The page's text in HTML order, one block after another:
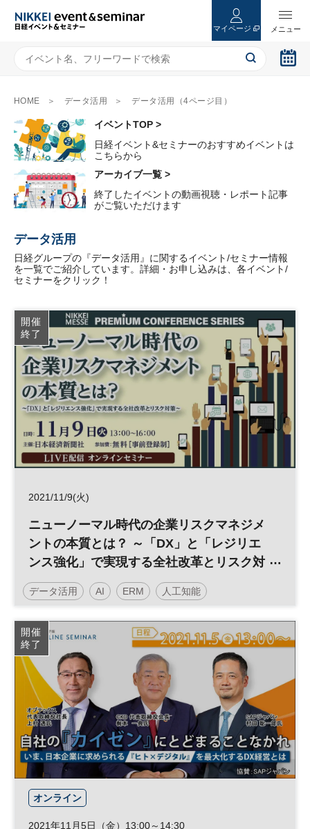
マイページ
HOME データ活用 データ活用（4ページ目）
イベントTOP >
日経イベント&セミナーのおすすめイベントは
こちらから
アーカイブ一覧 >
終了したイベントの動画視聴・レポート記事
がご覧いただけます
データ活用
日経グループの『データ活用』に関するイベント/セミナー情報
を一覧でご紹介しています。詳細・お申し込みは、各イベント/
セミナーをクリック！
開催
終了
2021/11/9(火)
ニューノーマル時代の企業リスクマネジメ
ントの本質とは？ ～「DX」と「レジリエ
ンス強化」で実現する全社改革とリスク対
策
データ活用 AI ERM 人工知能
リスクマネジメント ビッグデータ DX
日経メッセプレミアム・カンファレンス・シリーズ
開催
終了
オンライン
2021年11月5日（金）13:00～14:30